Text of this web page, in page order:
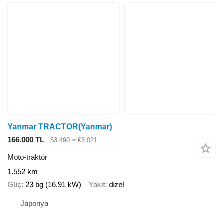
Yanmar TRACTOR(Yanmar)
166.000 TL
$3.490 ≈ €3.021
Moto-traktör
1.552 km
Güç 23 bg (16.91 kW) Yakıt dizel
Japonya